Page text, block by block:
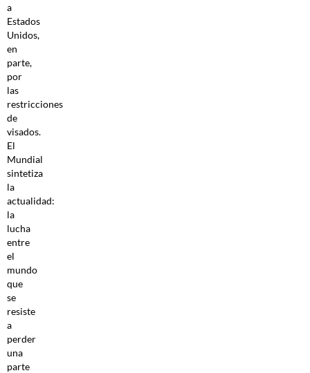
a
Estados
Unidos,
en
parte,
por
las
restricciones
de
visados.
El
Mundial
sintetiza
la
actualidad:
la
lucha
entre
el
mundo
que
se
resiste
a
perder
una
parte